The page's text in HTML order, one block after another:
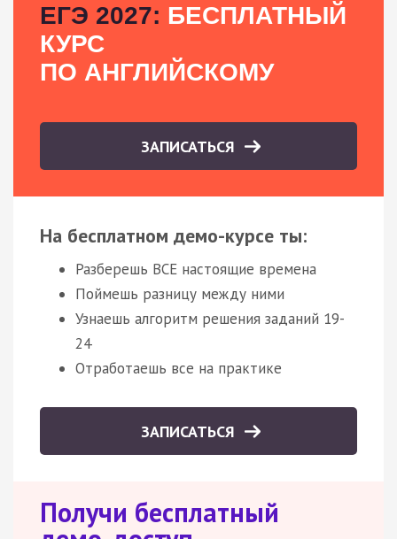
ЕГЭ 2027: БЕСПЛАТНЫЙ
КУРС
ПО АНГЛИЙСКОМУ
ЗАПИСАТЬСЯ
На бесплатном демо-курсе ты:
Разберешь ВСЕ настоящие времена
Поймешь разницу между ними
Узнаешь алгоритм решения заданий 19-
24
Отработаешь все на практике
ЗАПИСАТЬСЯ
Получи бесплатный